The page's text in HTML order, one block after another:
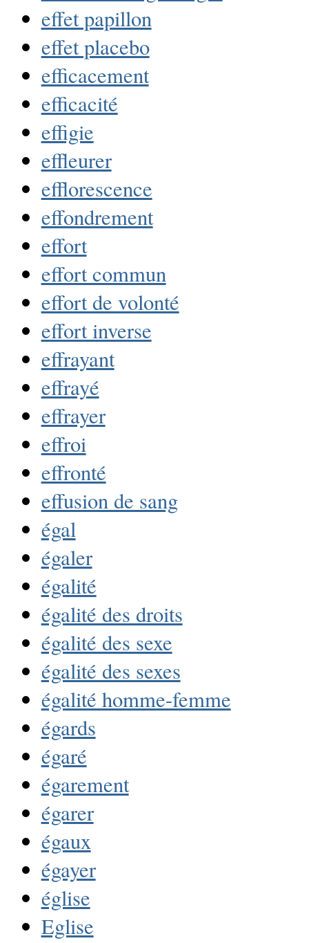
effet papillon
effet placebo
efficacement
efficacité
effigie
effleurer
efflorescence
effondrement
effort
effort commun
effort de volonté
effort inverse
effrayant
effrayé
effrayer
effroi
effronté
effusion de sang
égal
égaler
égalité
égalité des droits
égalité des sexe
égalité des sexes
égalité homme-femme
égards
égaré
égarement
égarer
égaux
égayer
église
Eglise